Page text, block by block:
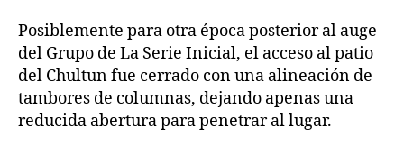
Posiblemente para otra época posterior al auge
del Grupo de La Serie Inicial, el acceso al patio
del Chultun fue cerrado con una alineación de
tambores de columnas, dejando apenas una
reducida abertura para penetrar al lugar.